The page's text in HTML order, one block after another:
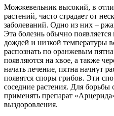
Можжевельник высокий, в
растений, часто страдает от
заболеваний. Одно из них –
Эта болезнь обычно
дождей и низкой температуры
распознать по оранжевым
появляются на хвое, а также
начать лечение, пятна начнут
появятся споры грибов. Эти
соседние растения. Для борьбы
применять препарат
выздоровления.